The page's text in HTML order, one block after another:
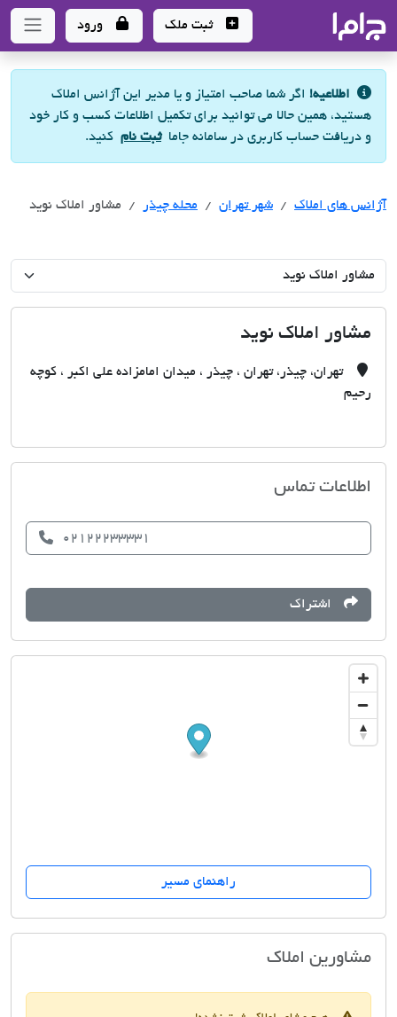
- سامانه جامع املاک و مشاورین املاک
ثبت ملک ورود
اطلاعیه! اگر شما صاحب امتیاز و یا مدیر این آژانس املاک
هستید، همین حالا می توانید برای تکمیل اطلاعات کسب و کار خود
و دریافت حساب کاربری در سامانه جاماثبت نام کنید.
آژانس های املاک آژانس های املاک
شهر تهران آژانس های املاک
محله چیذر مشاور املاک نوید
مشاور املاک نوید
تهران، چیذر، تهران ، چیذر ، میدان امامزاده علی اکبر ، کوچه
رحیم
اطلاعات تماس
02122233331
اشتراک
راهنمای مسیر
مشاورین املاکمشاور املاک نوید